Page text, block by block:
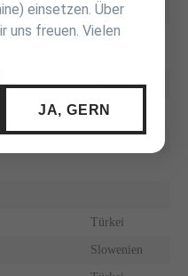
Ungarn
Rumänien
Ungarn
Türkei
Slowenien
einsetzen. Über
uns freuen. Vielen
JA, GERN